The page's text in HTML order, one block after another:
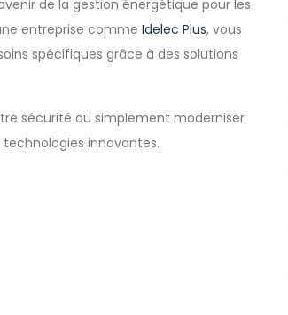
de la gestion énergétique pour les
entreprise comme Idelec Plus, vous
spécifiques grâce à des solutions
sécurité ou simplement moderniser
innovantes.